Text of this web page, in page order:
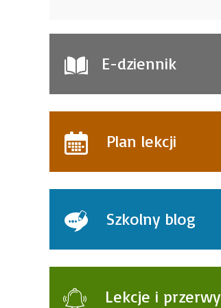
E-dziennik
Plan lekcji
Szkolny blog
Lekcje i przerwy